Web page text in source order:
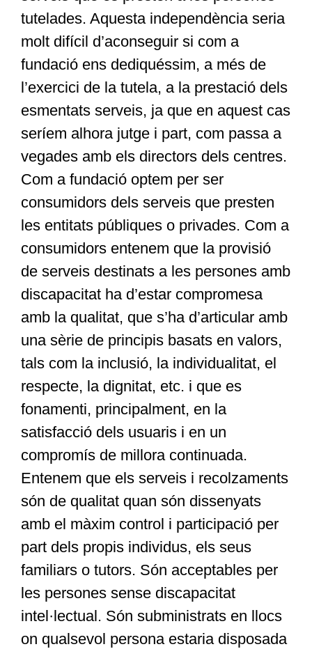
tutelades. Aquesta independència seria
molt difícil d’aconseguir si com a
fundació ens dediquéssim, a més de
l’exercici de la tutela, a la prestació dels
esmentats serveis, ja que en aquest cas
seríem alhora jutge i part, com passa a
vegades amb els directors dels centres.
Com a fundació optem per ser
consumidors dels serveis que presten
les entitats públiques o privades. Com a
consumidors entenem que la provisió
de serveis destinats a les persones amb
discapacitat ha d’estar compromesa
amb la qualitat, que s’ha d’articular amb
una sèrie de principis basats en valors,
tals com la inclusió, la individualitat, el
respecte, la dignitat, etc. i que es
fonamenti, principalment, en la
satisfacció dels usuaris i en un
compromís de millora continuada.
Entenem que els serveis i recolzaments
són de qualitat quan són dissenyats
amb el màxim control i participació per
part dels propis individus, els seus
familiars o tutors. Són acceptables per
les persones sense discapacitat
intel·lectual. Són subministrats en llocs
on qualsevol persona estaria disposada